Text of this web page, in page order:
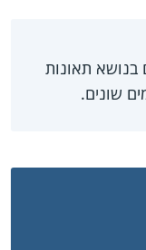
בנושא תאונות
שונים.